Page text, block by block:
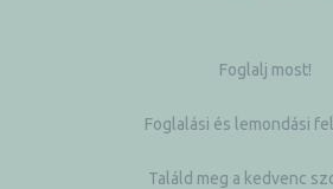
Foglalj most!
Foglalási és lemondási
Találd meg a kedvenc